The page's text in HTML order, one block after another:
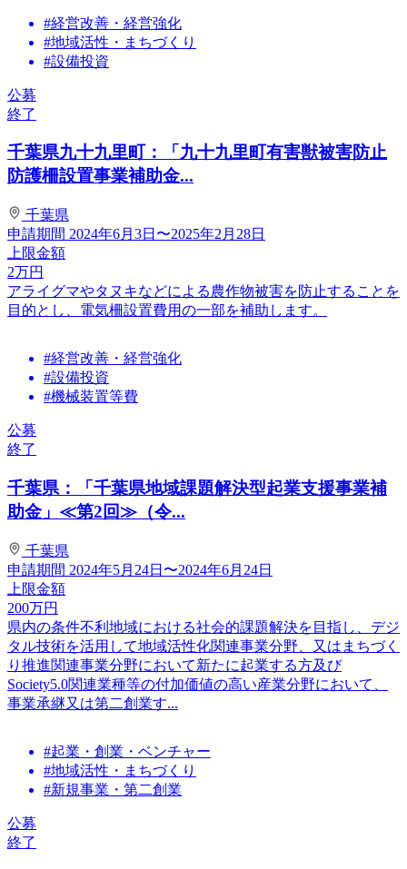
#経営改善・経営強化
#地域活性・まちづくり
#設備投資
公募
終了
千葉県九十九里町：「九十九里町有害獣被害防止
防護柵設置事業補助金...
千葉県
申請期間 2024年6月3日〜2025年2月28日
上限金額
2万円
アライグマやタヌキなどによる農作物被害を防止することを
目的とし、電気柵設置費用の一部を補助します。
#経営改善・経営強化
#設備投資
#機械装置等費
公募
終了
千葉県：「千葉県地域課題解決型起業支援事業補
助金」≪第2回≫（令...
千葉県
申請期間 2024年5月24日〜2024年6月24日
上限金額
200万円
県内の条件不利地域における社会的課題解決を目指し、デジ
タル技術を活用して地域活性化関連事業分野、又はまちづく
り推進関連事業分野において新たに起業する方及び
Society5.0関連業種等の付加価値の高い産業分野において、
事業承継又は第二創業す...
#起業・創業・ベンチャー
#地域活性・まちづくり
#新規事業・第二創業
公募
終了